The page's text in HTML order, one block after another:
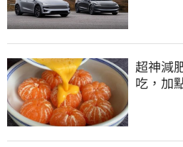
超神減
吃，加